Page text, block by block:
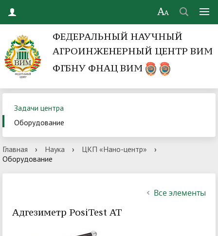
ФЕДЕРАЛЬНЫЙ НАУЧНЫЙ
АГРОИНЖЕНЕРНЫЙ ЦЕНТР ВИМ
ФГБНУ ФНАЦ ВИМ
Задачи центра
Оборудование
Главная › Наука › ЦКП «Нано-центр»
›
Оборудование
Все элементы
Адгезиметр PosiTest AT